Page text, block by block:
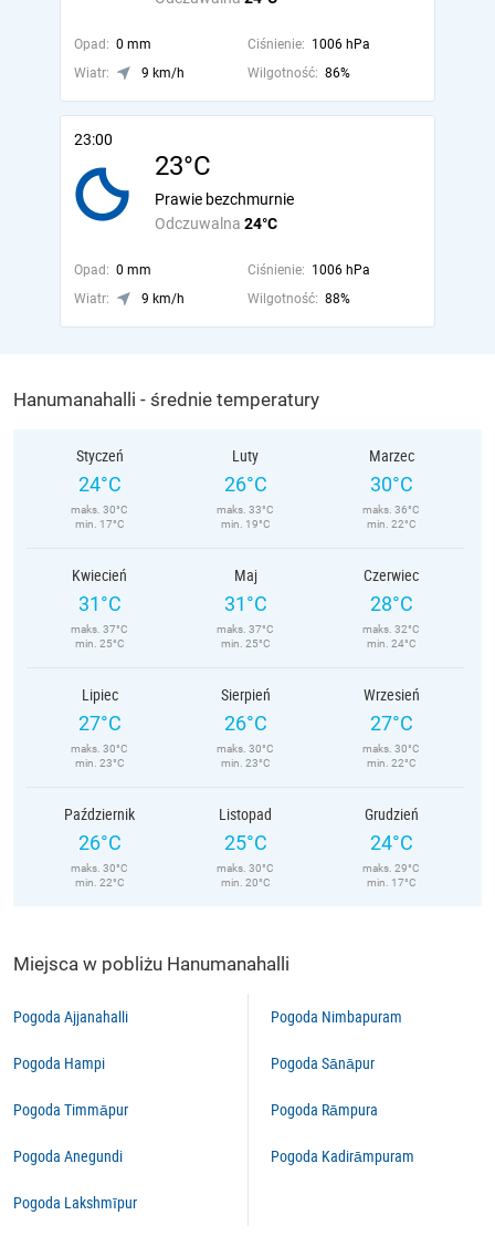
Opad: 0 mm Ciśnienie: 1006 hPa
Wiatr:
9 km/h Wilgotność: 86%
23:00
23°C
Odczuwalna 24°C
Prawie bezchmurnie
Opad: 0 mm Ciśnienie: 1006 hPa
Wiatr:
9 km/h Wilgotność: 88%
Hanumanahalli - średnie temperatury
Styczeń
24°C
maks. 30°C
min. 17°C
Luty
26°C
maks. 33°C
min. 19°C
Marzec
30°C
maks. 36°C
min. 22°C
Kwiecień
31°C
maks. 37°C
min. 25°C
Maj
31°C
maks. 37°C
min. 25°C
Czerwiec
28°C
maks. 32°C
min. 24°C
Lipiec
27°C
maks. 30°C
min. 23°C
Sierpień
26°C
maks. 30°C
min. 23°C
Wrzesień
27°C
maks. 30°C
min. 22°C
Październik
26°C
maks. 30°C
min. 22°C
Listopad
25°C
maks. 30°C
min. 20°C
Grudzień
24°C
maks. 29°C
min. 17°C
Miejsca w pobliżu Hanumanahalli
Pogoda Ajjanahalli
Pogoda Hampi
Pogoda Timmāpur
Pogoda Anegundi
Pogoda Lakshmīpur
Pogoda Nimbapuram
Pogoda Sānāpur
Pogoda Rāmpura
Pogoda Kadirāmpuram